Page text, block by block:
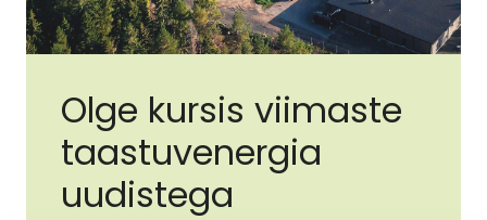
Olge kursis viimaste
taastuvenergia
uudistega